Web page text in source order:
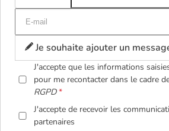
Je souhaite ajouter un
J'accepte que les informations
pour me recontacter dans le cadre
RGPD
J'accepte de recevoir les
partenaires